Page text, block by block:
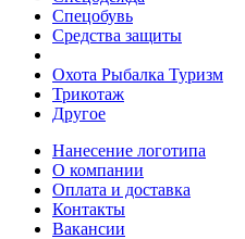
Спецобувь
Средства защиты
Охота Рыбалка Туризм
Трикотаж
Другое
Нанесение логотипа
О компании
Оплата и доставка
Контакты
Вакансии